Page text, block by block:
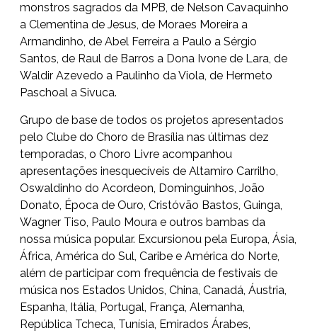
monstros sagrados da MPB, de Nelson Cavaquinho
a Clementina de Jesus, de Moraes Moreira a
Armandinho, de Abel Ferreira a Paulo a Sérgio
Santos, de Raul de Barros a Dona Ivone de Lara, de
Waldir Azevedo a Paulinho da Viola, de Hermeto
Paschoal a Sivuca.
Grupo de base de todos os projetos apresentados
pelo Clube do Choro de Brasília nas últimas dez
temporadas, o Choro Livre acompanhou
apresentações inesquecíveis de Altamiro Carrilho,
Oswaldinho do Acordeon, Dominguinhos, João
Donato, Época de Ouro, Cristóvão Bastos, Guinga,
Wagner Tiso, Paulo Moura e outros bambas da
nossa música popular. Excursionou pela Europa, Ásia,
África, América do Sul, Caribe e América do Norte,
além de participar com frequência de festivais de
música nos Estados Unidos, China, Canadá, Áustria,
Espanha, Itália, Portugal, França, Alemanha,
República Tcheca, Tunísia, Emirados Árabes,